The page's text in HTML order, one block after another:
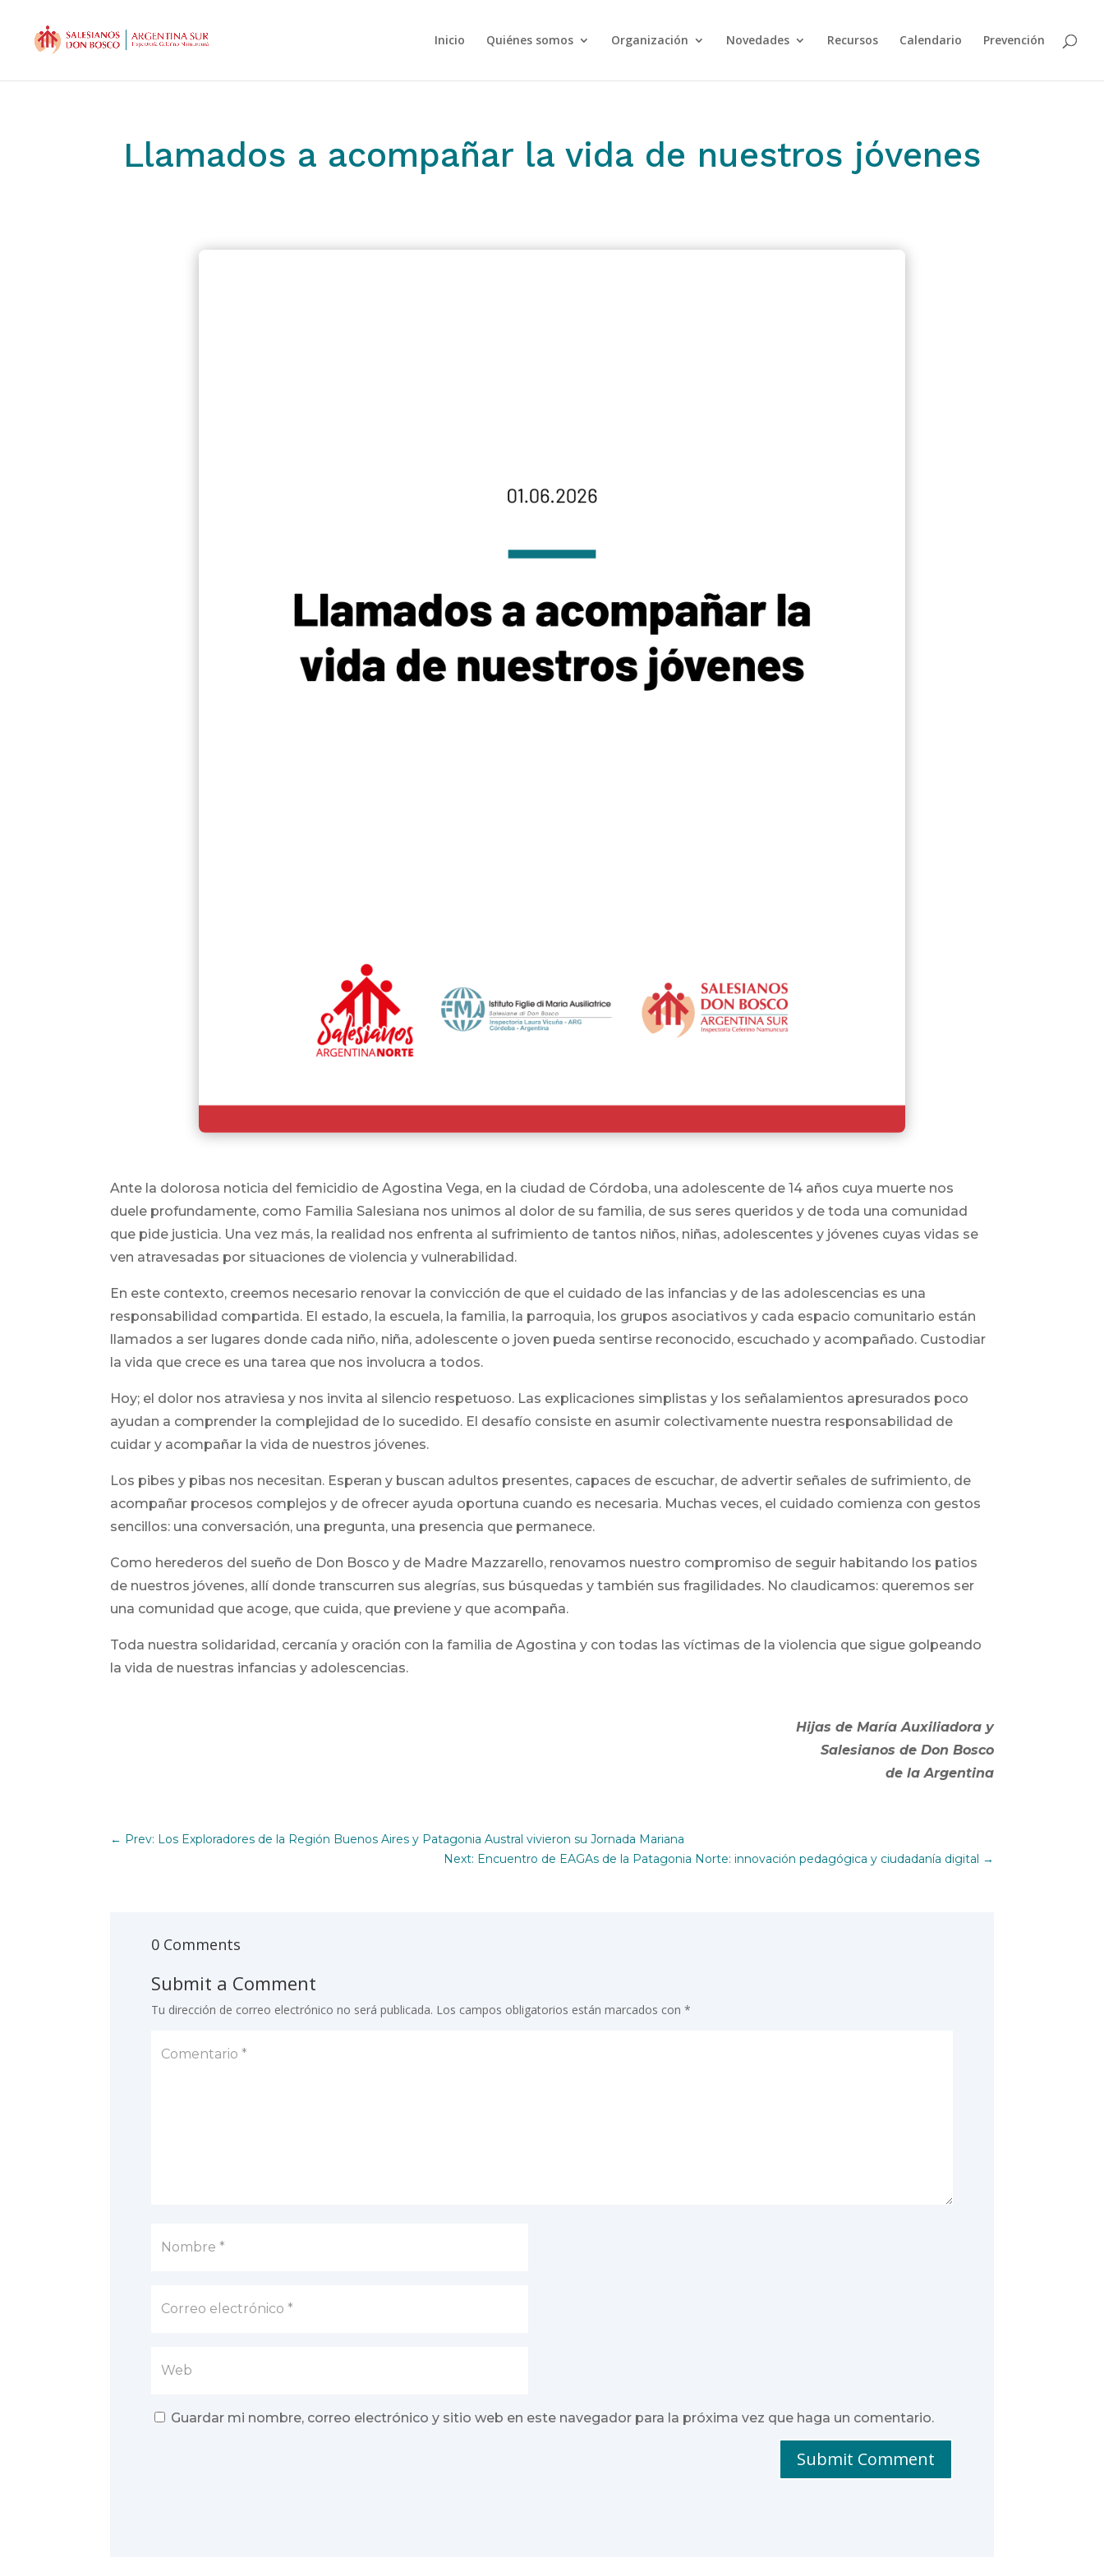
Inicio Quiénes somos Organización Novedades Recursos Calendario Prevención
Llamados a acompañar la vida de nuestros jóvenes
Ante la dolorosa noticia del femicidio de Agostina Vega, en la ciudad de Córdoba, una adolescente de 14 años cuya muerte nos
duele profundamente, como Familia Salesiana nos unimos al dolor de su familia, de sus seres queridos y de toda una comunidad
que pide justicia. Una vez más, la realidad nos enfrenta al sufrimiento de tantos niños, niñas, adolescentes y jóvenes cuyas vidas se
ven atravesadas por situaciones de violencia y vulnerabilidad.
En este contexto, creemos necesario renovar la convicción de que el cuidado de las infancias y de las adolescencias es una
responsabilidad compartida. El estado, la escuela, la familia, la parroquia, los grupos asociativos y cada espacio comunitario están
llamados a ser lugares donde cada niño, niña, adolescente o joven pueda sentirse reconocido, escuchado y acompañado. Custodiar
la vida que crece es una tarea que nos involucra a todos.
Hoy; el dolor nos atraviesa y nos invita al silencio respetuoso. Las explicaciones simplistas y los señalamientos apresurados poco
ayudan a comprender la complejidad de lo sucedido. El desafío consiste en asumir colectivamente nuestra responsabilidad de
cuidar y acompañar la vida de nuestros jóvenes.
Los pibes y pibas nos necesitan. Esperan y buscan adultos presentes, capaces de escuchar, de advertir señales de sufrimiento, de
acompañar procesos complejos y de ofrecer ayuda oportuna cuando es necesaria. Muchas veces, el cuidado comienza con gestos
sencillos: una conversación, una pregunta, una presencia que permanece.
Como herederos del sueño de Don Bosco y de Madre Mazzarello, renovamos nuestro compromiso de seguir habitando los patios
de nuestros jóvenes, allí donde transcurren sus alegrías, sus búsquedas y también sus fragilidades. No claudicamos: queremos ser
una comunidad que acoge, que cuida, que previene y que acompaña.
Toda nuestra solidaridad, cercanía y oración con la familia de Agostina y con todas las víctimas de la violencia que sigue golpeando
la vida de nuestras infancias y adolescencias.
Hijas de María Auxiliadora y
Salesianos de Don Bosco
de la Argentina
← Prev: Los Exploradores de la Región Buenos Aires y Patagonia Austral vivieron su Jornada Mariana
Next: Encuentro de EAGAs de la Patagonia Norte: innovación pedagógica y ciudadanía digital →
0 Comments
Submit a Comment
Tu dirección de correo electrónico no será publicada. Los campos obligatorios están marcados con*
Guardar mi nombre, correo electrónico y sitio web en este navegador para la próxima vez que haga un comentario.
Submit Comment